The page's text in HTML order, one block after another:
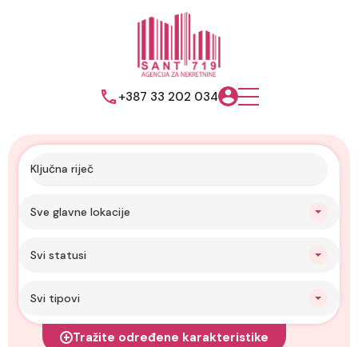
+387 33 202 034
Sve glavne lokacije
Svi statusi
Svi tipovi
Tražite određene karakteristike